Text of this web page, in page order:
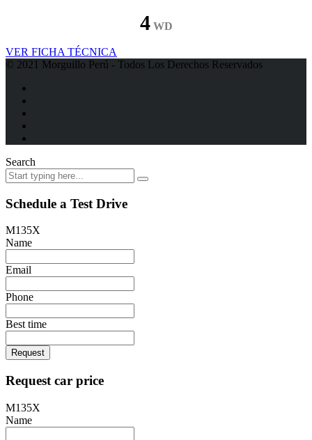
4 WD
VER FICHA TÉCNICA
© 2021 Morguillo Perú - Todos Los Derechos Reservados
Search
Schedule a Test Drive
M135X
Name
Email
Phone
Best time
Request
Request car price
M135X
Name